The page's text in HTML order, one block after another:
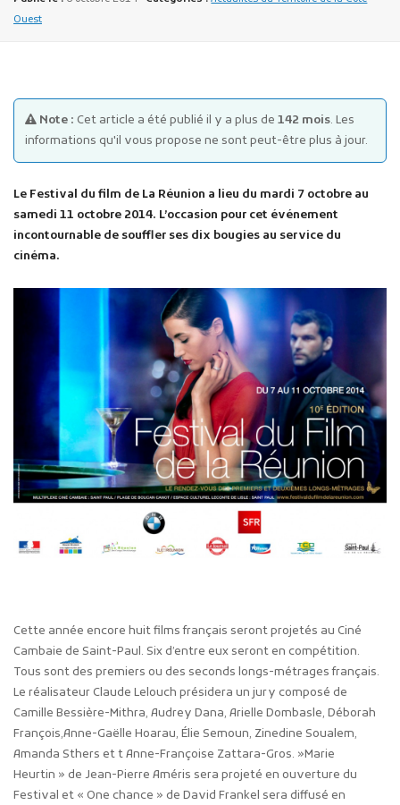
Projets financés par l'Europe
Ouest
Note : Cet article a été publié il y a plus de 142 mois. Les
informations qu'il vous propose ne sont peut-être plus à jour.
Le Festival du film de La Réunion a lieu du mardi 7 octobre au
samedi 11 octobre 2014. L’occasion pour cet événement
incontournable de souffler ses dix bougies au service du
cinéma.
Cette année encore huit films français seront projetés au Ciné
Cambaie de Saint-Paul. Six d’entre eux seront en compétition.
Tous sont des premiers ou des seconds longs-métrages français.
Le réalisateur Claude Lelouch présidera un jury composé de
Camille Bessière-Mithra, Audrey Dana, Arielle Dombasle, Déborah
François,Anne-Gaëlle Hoarau, Élie Semoun, Zinedine Soualem,
Amanda Sthers et t Anne-Françoise Zattara-Gros. »Marie
Heurtin » de Jean-Pierre Améris sera projeté en ouverture du
Festival et « One chance » de David Frankel sera diffusé en